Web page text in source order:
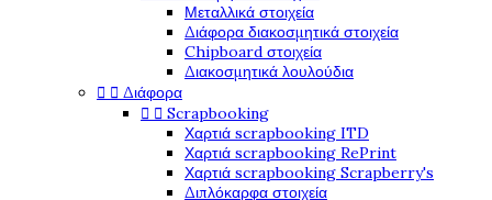
Μεταλλικά στοιχεία
Διάφορα διακοσμητικά στοιχεία
Chipboard στοιχεία
Διακοσμητικά λουλούδια
  Διάφορα
  Scrapbooking
Χαρτιά scrapbooking ITD
Χαρτιά scrapbooking RePrint
Χαρτιά scrapbooking Scrapberry's
Διπλόκαρφα στοιχεία